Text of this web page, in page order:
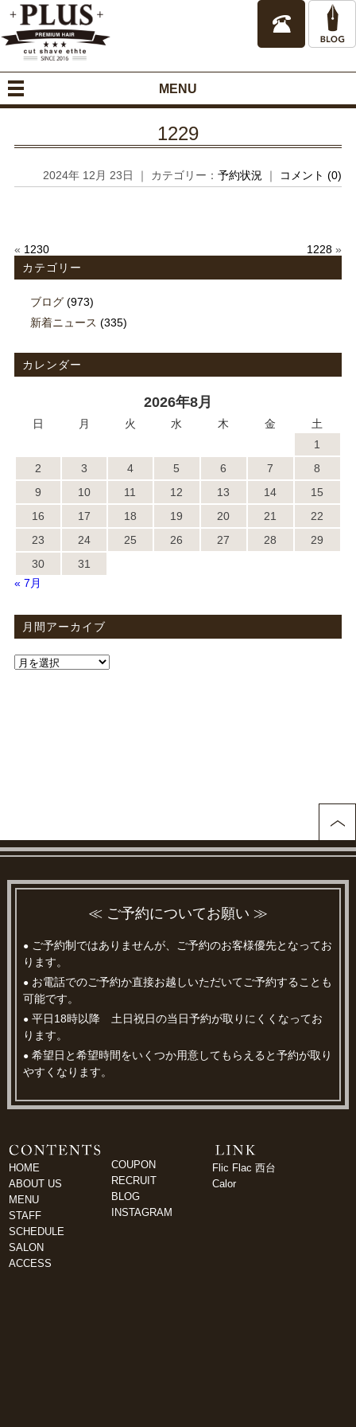
MENU
1229
2024年 12月 23日 ｜ カテゴリー：予約状況 ｜ コメント (0)
« 1230 1228 »
カテゴリー
ブログ(973)
新着ニュース (335)
カレンダー
2026年8月
日 月 火 水 木 金
土
1
2
3 4 5 6 7
8
9
10 11 12 13 14
15
16
17 18 19 20 21
22
23
24 25 26 27 28
29
30
31
« 7月
月間アーカイブ
≪ ご予約についてお願い ≫
● ご予約制ではありませんが、ご予約のお客様優先となってお
ります。
● お電話でのご予約か直接お越しいただいてご予約することも
可能です。
● 平日18時以降 土日祝日の当日予約が取りにくくなってお
ります。
● 希望日と希望時間をいくつか用意してもらえると予約が取り
やすくなります。
HOME
ABOUT US
MENU
STAFF
SCHEDULE
SALON
ACCESS
COUPON
RECRUIT
BLOG
INSTAGRAM
Flic Flac 西台
Calor